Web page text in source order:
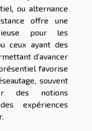
ou alternance
offre une
pour les
ceux ayant des
d’avancer
favorise
souvent
des notions
expériences